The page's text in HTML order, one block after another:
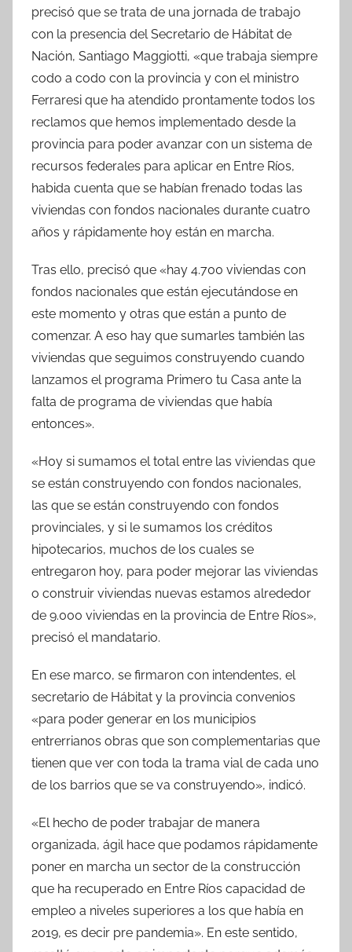
precisó que se trata de una jornada de trabajo
con la presencia del Secretario de Hábitat de
Nación, Santiago Maggiotti, «que trabaja siempre
codo a codo con la provincia y con el ministro
Ferraresi que ha atendido prontamente todos los
reclamos que hemos implementado desde la
provincia para poder avanzar con un sistema de
recursos federales para aplicar en Entre Ríos,
habida cuenta que se habían frenado todas las
viviendas con fondos nacionales durante cuatro
años y rápidamente hoy están en marcha.
Tras ello, precisó que «hay 4.700 viviendas con
fondos nacionales que están ejecutándose en
este momento y otras que están a punto de
comenzar. A eso hay que sumarles también las
viviendas que seguimos construyendo cuando
lanzamos el programa Primero tu Casa ante la
falta de programa de viviendas que había
entonces».
«Hoy si sumamos el total entre las viviendas que
se están construyendo con fondos nacionales,
las que se están construyendo con fondos
provinciales, y si le sumamos los créditos
hipotecarios, muchos de los cuales se
entregaron hoy, para poder mejorar las viviendas
o construir viviendas nuevas estamos alrededor
de 9.000 viviendas en la provincia de Entre Ríos»,
precisó el mandatario.
En ese marco, se firmaron con intendentes, el
secretario de Hábitat y la provincia convenios
«para poder generar en los municipios
entrerrianos obras que son complementarias que
tienen que ver con toda la trama vial de cada uno
de los barrios que se va construyendo», indicó.
«El hecho de poder trabajar de manera
organizada, ágil hace que podamos rápidamente
poner en marcha un sector de la construcción
que ha recuperado en Entre Ríos capacidad de
empleo a niveles superiores a los que había en
2019, es decir pre pandemia». En este sentido,